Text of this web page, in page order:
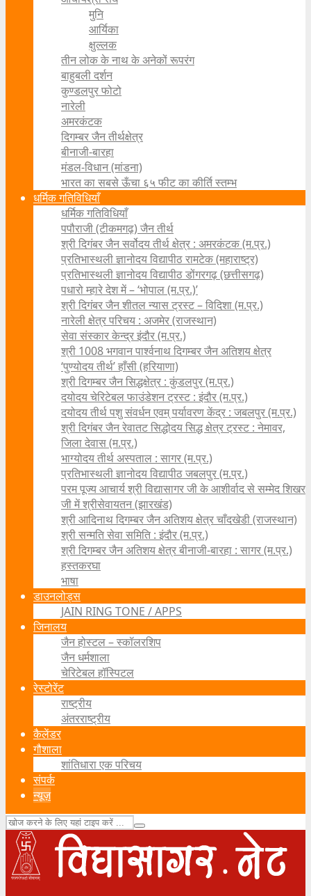
मुनि
आर्यिका
क्षुल्लक
तीन लोक के नाथ के अनेकों रूपरंग
बाहुबली दर्शन
कुण्डलपुर फोटो
नारेली
अमरकंटक
दिगम्बर जैन तीर्थक्षेत्र
बीनाजी-बारहा
मंडल-विधान (मांडना)
भारत का सबसे ऊँचा ६५ फीट का कीर्ति स्तम्भ
धर्मिक गतिविधियाँ
धर्मिक गतिविधियाँ
पपौराजी (टीकमगढ़) जैन तीर्थ
श्री दिगंबर जैन सर्वोदय तीर्थ क्षेत्र : अमरकंटक (म.प्र.)
प्रतिभास्थली ज्ञानोदय विद्यापीठ रामटेक (महाराष्ट्र)
प्रतिभास्थली ज्ञानोदय विद्यापीठ डोंगरगढ़ (छत्तीसगढ़)
पधारो म्हारे देश में – ‘भोपाल (म.प्र.)’
श्री दिगंबर जैन शीतल न्यास ट्रस्ट – विदिशा (म.प्र.)
नारेली क्षेत्र परिचय : अजमेर (राजस्थान)
सेवा संस्कार केन्द्र इंदौर (म.प्र.)
श्री 1008 भगवान पार्श्वनाथ दिगम्बर जैन अतिशय क्षे‍त्र
‘पुण्योदय तीर्थ’ हाँसी (हरियाणा)
श्री दिगम्बर जैन सिद्धक्षेत्र : कुंडलपुर (म.प्र.)
दयोदय चेरिटेबल फाउंडेशन ट्रस्ट : इंदौर (म.प्र.)
दयोदय तीर्थ पशु संवर्धन एवम्‌ पर्यावरण केंद्र : जबलपुर (म.प्र.)
श्री दिगंबर जैन रेवातट सिद्धोदय सिद्ध क्षेत्र ट्रस्ट : नेमावर,
जिला देवास (म.प्र.)
भाग्योदय तीर्थ अस्पताल : सागर (म.प्र.)
प्रतिभास्थली ज्ञानोदय विद्यापीठ जबलपुर (म.प्र.)
परम पूज्य आचार्य श्री विद्यासागर जी के आशीर्वाद से सम्मेद शिखर
जी में श्रीसेवायतन (झारखंड)
श्री आदिनाथ दिगम्बर जैन अतिशय क्षेत्र चाँदखेडी (राजस्थान)
श्री सन्मति सेवा समिति : इंदौर (म.प्र.)
श्री दिगम्बर जैन अतिशय क्षेत्र बीनाजी-बारहा : सागर (म.प्र.)
हस्तकरघा
भाषा
डाउनलोड्स
JAIN RING TONE / APPS
जिनालय
जैन होस्टल – स्कॉलरशिप
जैन धर्मशाला
चेरिटेबल हॉस्पिटल
रेस्टोरेंट
राष्ट्रीय
अंतरराष्ट्रीय
कैलेंडर
गौशाला
शांतिधारा एक परिचय
संपर्क
न्यूज़